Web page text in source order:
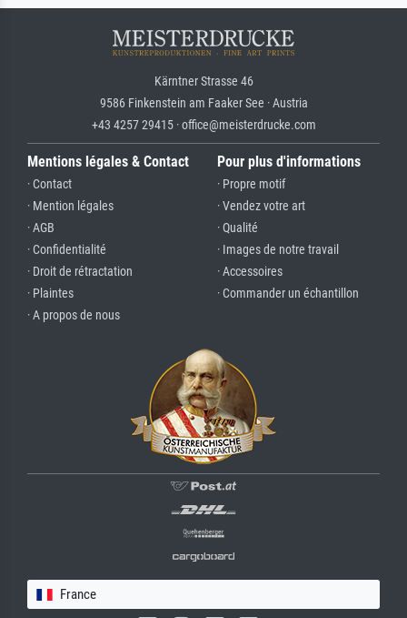
Kärntner Strasse 46
9586 Finkenstein am Faaker See · Austria
+43 4257 29415 · office@meisterdrucke.com
Mentions légales & Contact
· Contact
· Mention légales
· AGB
· Confidentialité
· Droit de rétractation
· Plaintes
· A propos de nous
Pour plus d'informations
· Propre motif
· Vendez votre art
· Qualité
· Images de notre travail
· Accessoires
· Commander un échantillon
France